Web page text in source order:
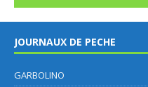
JOURNAUX DE PECHE
GARBOLINO